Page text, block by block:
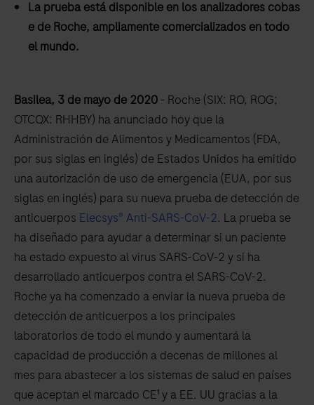
La prueba está disponible en los analizadores cobas
e de Roche, ampliamente comercializados en todo
el mundo.
Basilea, 3 de mayo de 2020- Roche (SIX: RO, ROG;
OTCQX: RHHBY) ha anunciado hoy que la
Administración de Alimentos y Medicamentos (FDA,
por sus siglas en inglés) de Estados Unidos ha emitido
una autorización de uso de emergencia (EUA, por sus
siglas en inglés) para su nueva prueba de detección de
anticuerpos Elecsys® Anti-SARS-CoV-2. La prueba se
ha diseñado para ayudar a determinar si un paciente
ha estado expuesto al virus SARS-CoV-2 y si ha
desarrollado anticuerpos contra el SARS-CoV-2.
Roche ya ha comenzado a enviar la nueva prueba de
detección de anticuerpos a los principales
laboratorios de todo el mundo y aumentará la
capacidad de producción a decenas de millones al
mes para abastecer a los sistemas de salud en países
que aceptan el marcado CE¹ y a EE. UU gracias a la